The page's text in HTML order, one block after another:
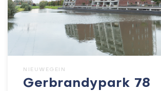
NIEUWEGEIN
Gerbrandypark 78